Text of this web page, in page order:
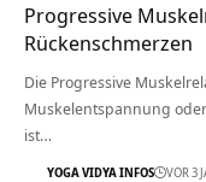
Progressive
Rückenschmerzen
Die Progressive
Muskelentspannung
ist…
YOGA VIDYA INFOS VOR 3